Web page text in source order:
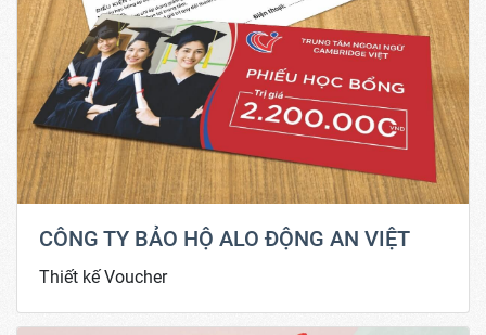
CÔNG TY BẢO HỘ ALO ĐỘNG AN VIỆT
Thiết kế Voucher